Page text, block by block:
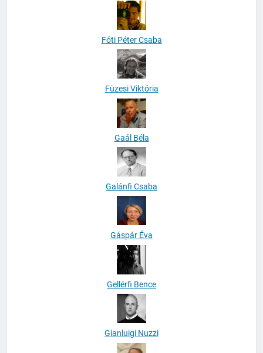
Fóti Péter Csaba
Füzesi Viktória
Gaál Béla
Galánfi Csaba
Gáspár Éva
Gellérfi Bence
Gianluigi Nuzzi